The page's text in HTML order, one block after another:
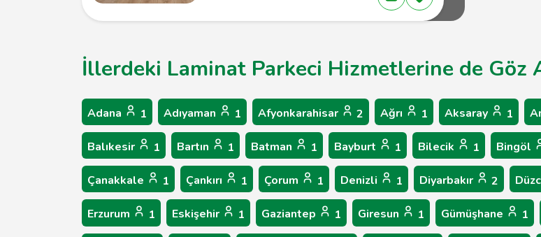
İllerdeki Laminat Parkeci Hizmetlerine de Göz
Adana 1 Adıyaman 1 Afyonkarahisar 2 Ağrı 1 Aksaray 1
Balıkesir 1 Bartın 1 Batman 1 Bayburt 1 Bilecik 1 Bingöl
Çanakkale 1 Çankırı 1 Çorum 1 Denizli 1 Diyarbakır 2
Erzurum 1 Eskişehir 1 Gaziantep 1 Giresun 1 Gümüşhane 1